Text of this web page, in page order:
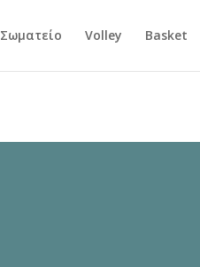
Σωματείο Volley Basket